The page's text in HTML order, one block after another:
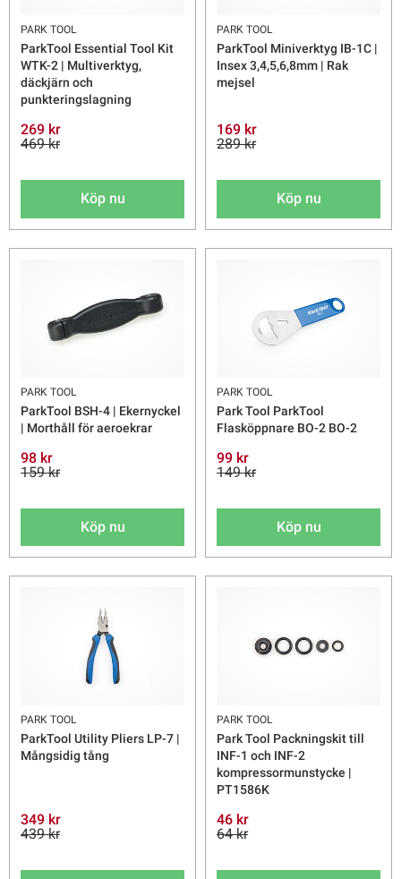
PARK TOOL
ParkTool Essential Tool Kit
WTK-2 | Multiverktyg,
däckjärn och
punkteringslagning
269 kr
469 kr
Köp nu
PARK TOOL
ParkTool Miniverktyg IB-1C |
Insex 3,4,5,6,8mm | Rak
mejsel
169 kr
289 kr
Köp nu
PARK TOOL
ParkTool BSH-4 | Ekernyckel
| Morthåll för aeroekrar
98 kr
159 kr
Köp nu
PARK TOOL
Park Tool ParkTool
Flasköppnare BO-2 BO-2
99 kr
149 kr
Köp nu
PARK TOOL
ParkTool Utility Pliers LP-7 |
Mångsidig tång
349 kr
439 kr
PARK TOOL
Park Tool Packningskit till
INF-1 och INF-2
kompressormunstycke |
PT1586K
46 kr
64 kr